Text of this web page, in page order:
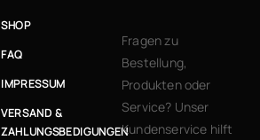
SHOP
FAQ
IMPRESSUM
VERSAND &
ZAHLUNGSBEDIGUNGEN
Fragen zu
Bestellung,
Produkten oder
Service? Unser
Kundenservice hilft